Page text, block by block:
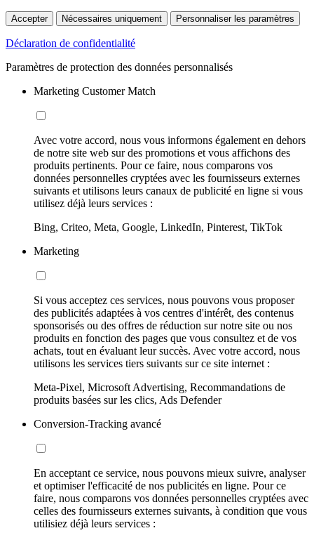
Accepter Nécessaires uniquement Personnaliser les paramètres
Déclaration de confidentialité
Paramètres de protection des données personnalisés
Marketing Customer Match
Avec votre accord, nous vous informons également en dehors
de notre site web sur des promotions et vous affichons des
produits pertinents. Pour ce faire, nous comparons vos
données personnelles cryptées avec les fournisseurs externes
suivants et utilisons leurs canaux de publicité en ligne si vous
utilisez déjà leurs services :
Bing, Criteo, Meta, Google, LinkedIn, Pinterest, TikTok
Marketing
Si vous acceptez ces services, nous pouvons vous proposer
des publicités adaptées à vos centres d'intérêt, des contenus
sponsorisés ou des offres de réduction sur notre site ou nos
produits en fonction des pages que vous consultez et de vos
achats, tout en évaluant leur succès. Avec votre accord, nous
utilisons les services tiers suivants sur ce site internet :
Meta-Pixel, Microsoft Advertising, Recommandations de
produits basées sur les clics, Ads Defender
Conversion-Tracking avancé
En acceptant ce service, nous pouvons mieux suivre, analyser
et optimiser l'efficacité de nos publicités en ligne. Pour ce
faire, nous comparons vos données personnelles cryptées avec
celles des fournisseurs externes suivants, à condition que vous
utilisiez déjà leurs services :